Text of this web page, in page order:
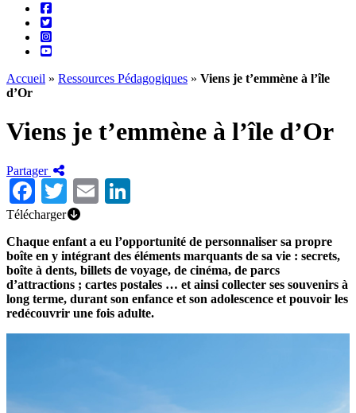
Accueil » Ressources Pédagogiques » Viens je t’emmène à l’île
d’Or
Viens je t’emmène à l’île d’Or
Partager
Facebook
TwitterEmail
Télécharger
Chaque enfant a eu l’opportunité de personnaliser sa propre
boîte en y intégrant des éléments marquants de sa vie : secrets,
boîte à dents, billets de voyage, de cinéma, de parcs
d’attractions ; cartes postales … et ainsi collecter ses souvenirs à
long terme, durant son enfance et son adolescence et pouvoir les
redécouvrir une fois adulte.